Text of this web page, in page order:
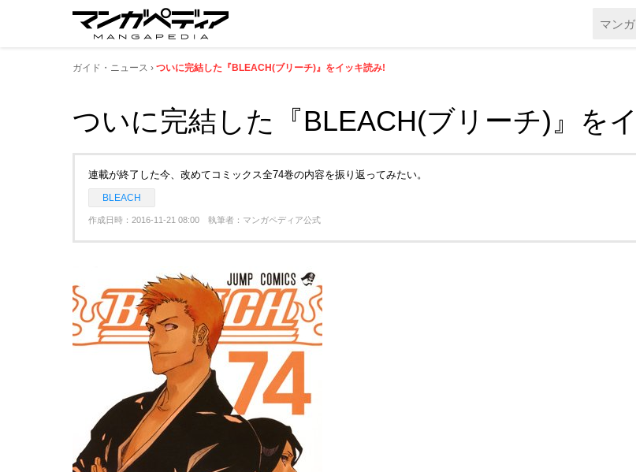
ガイド・ニュース ついに完結した『BLEACH(ブリーチ)』をイッキ読み!
ついに完結した『BLEACH(ブリーチ)』を
連載が終了した今、改めてコミックス全74巻の内容を振り返ってみたい。
BLEACH
作成日時：2016-11-21 08:00 執筆者：マンガペディア公式